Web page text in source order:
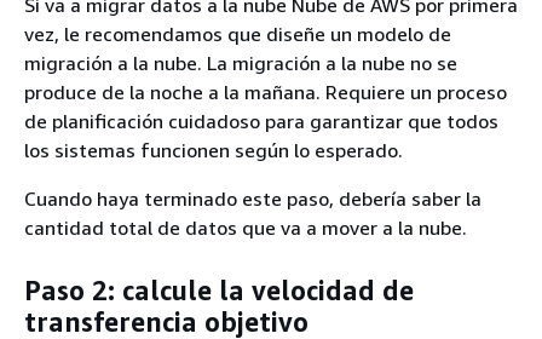
vez, le recomendamos que diseñe un modelo de
migración a la nube. La migración a la nube no se
produce de la noche a la mañana. Requiere un proceso
de planificación cuidadoso para garantizar que todos
los sistemas funcionen según lo esperado.
Cuando haya terminado este paso, debería saber la
cantidad total de datos que va a mover a la nube.
Paso 2: calcule la velocidad de
transferencia objetivo